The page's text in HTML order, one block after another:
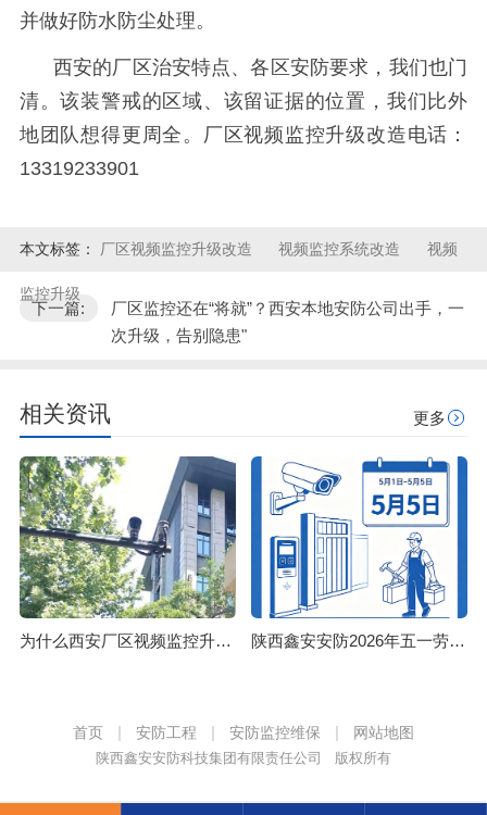
并做好防水防尘处理。
西安的厂区治安特点、各区安防要求，我们也门
清。该装警戒的区域、该留证据的位置，我们比外
地团队想得更周全。厂区视频监控升级改造电话：
13319233901
本文标签： 厂区视频监控升级改造 视频监控系统改造 视频
监控升级
下一篇:
厂区监控还在“将就”？西安本地安防公司出手，一
次升级，告别隐患"
相关资讯 更多
为什么西安厂区视频监控升级改造，要选本地安防公司？ 陕西鑫安安防2026年五一劳动节放假安排
首页 安防工程 安防监控维保 网站地图
陕西鑫安安防科技集团有限责任公司 版权所有